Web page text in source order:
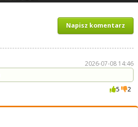
Napisz komentarz
2026-07-08 14:46
5 2